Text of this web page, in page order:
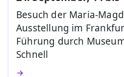
Besuch der Maria-
Ausstellung im
Führung durch
Schnell